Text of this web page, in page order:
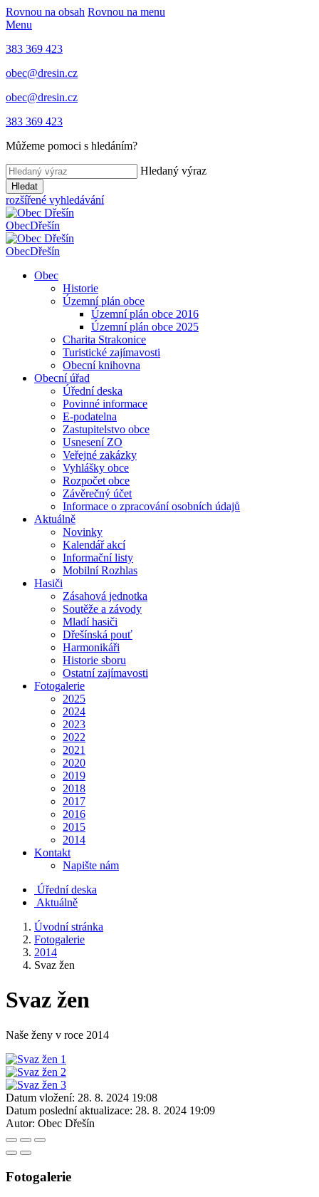
Rovnou na obsah Rovnou na menu
Menu
383 369 423
obec@dresin.cz
obec@dresin.cz
383 369 423
Můžeme pomoci s hledáním?
Hledaný výraz
Hledat
rozšířené vyhledávání
ObecDřešín
ObecDřešín
Obec
Historie
Územní plán obce
Územní plán obce 2016
Územní plán obce 2025
Charita Strakonice
Turistické zajímavosti
Obecní knihovna
Obecní úřad
Úřední deska
Povinné informace
E-podatelna
Zastupitelstvo obce
Usnesení ZO
Veřejné zakázky
Vyhlášky obce
Rozpočet obce
Závěrečný účet
Informace o zpracování osobních údajů
Aktuálně
Novinky
Kalendář akcí
Informační listy
Mobilní Rozhlas
Hasiči
Zásahová jednotka
Soutěže a závody
Mladí hasiči
Dřešínská pouť
Harmonikáři
Historie sboru
Ostatní zajímavosti
Fotogalerie
2025
2024
2023
2022
2021
2020
2019
2018
2017
2016
2015
2014
Kontakt
Napište nám
Úřední deska
Aktuálně
Úvodní stránka
Fotogalerie
2014
Svaz žen
Svaz žen
Naše ženy v roce 2014
Datum vložení: 28. 8. 2024 19:08
Datum poslední aktualizace: 28. 8. 2024 19:09
Autor: Obec Dřešín
Fotogalerie